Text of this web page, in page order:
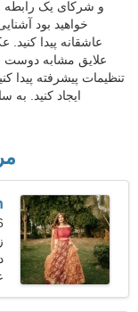
و شرکای یک رابطه
خواهید بود
عاشقانه پیدا کنید.
علایق مشابه دوست
تنظیمات پیشرفته پیدا
ایجاد کنید. به